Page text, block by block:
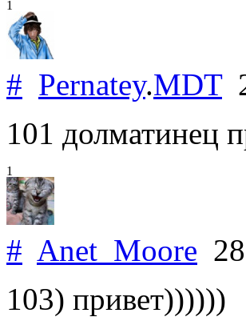
1
# Pernatey.MDT
101 долматинец
1
# Anet_Moore
103) привет))))))